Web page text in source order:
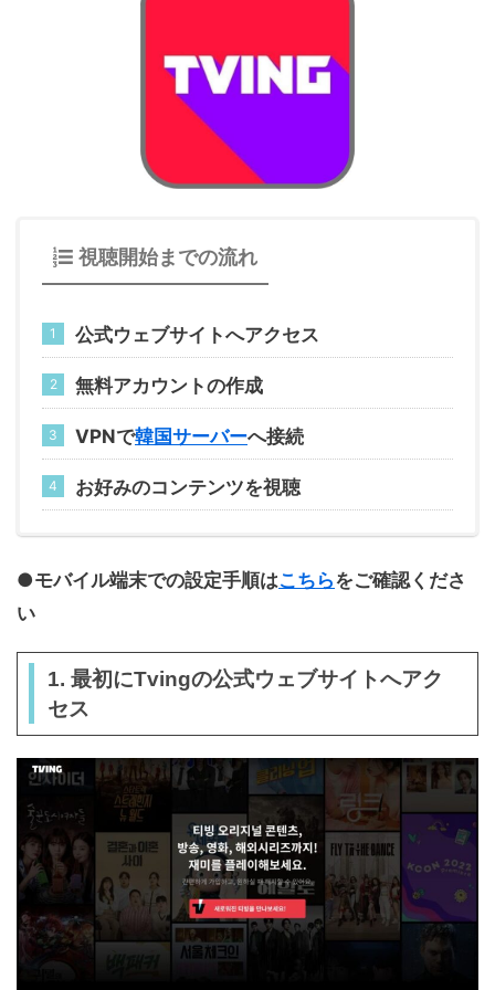
視聴開始までの流れ
公式ウェブサイトへアクセス
無料アカウントの作成
VPNで韓国サーバーへ接続
お好みのコンテンツを視聴
●モバイル端末での設定手順はこちらをご確認くださ
い
1. 最初にTvingの公式ウェブサイトへアク
セス